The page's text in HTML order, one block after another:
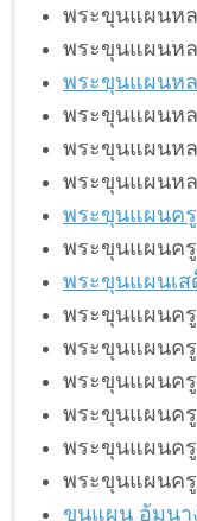
พระขุนแผนห
พระขุนแผนห
พระขุนแผนห
พระขุนแผนห
พระขุนแผนห
พระขุนแผนห
พระขุนแผนค
พระขุนแผนค
พระขุนแผนเ
พระขุนแผนค
พระขุนแผนค
พระขุนแผนค
พระขุนแผนครู
พระขุนแผนค
พระขุนแผนค
ขุนแผน อุ้มนา